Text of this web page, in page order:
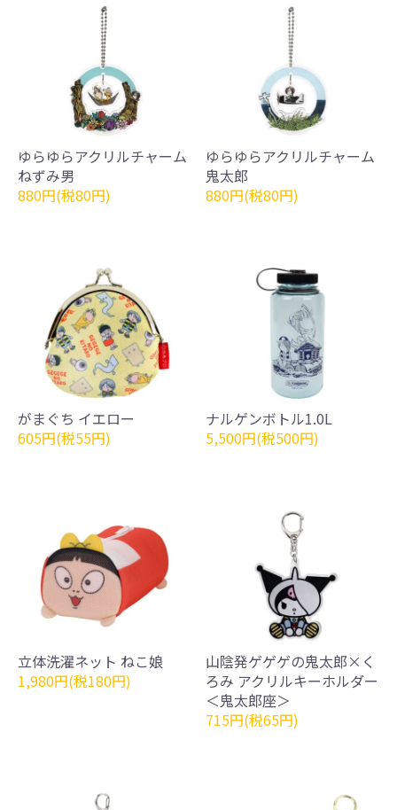
ゆらゆらアクリルチャーム
ねずみ男
880円(税80円)
ゆらゆらアクリルチャーム
鬼太郎
880円(税80円)
がまぐち イエロー
605円(税55円)
ナルゲンボトル1.0L
5,500円(税500円)
立体洗濯ネット ねこ娘
1,980円(税180円)
山陰発ゲゲゲの鬼太郎×く
ろみ アクリルキーホルダー
＜鬼太郎座＞
715円(税65円)